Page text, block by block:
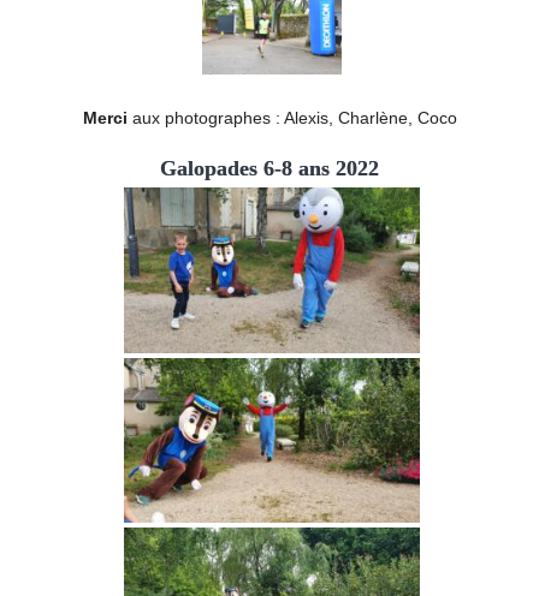
Merci aux photographes : Alexis, Charlène, Coco
Galopades 6-8 ans 2022